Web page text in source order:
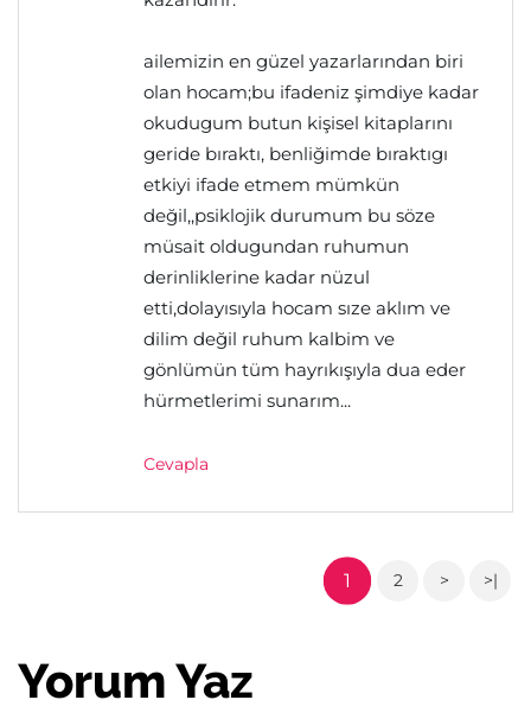
ailemizin en güzel yazarlarından biri
olan hocam;bu ifadeniz şimdiye kadar
okudugum butun kişisel kitaplarını
geride bıraktı, benliğimde bıraktıgı
etkiyi ifade etmem mümkün
değil,,psiklojik durumum bu söze
müsait oldugundan ruhumun
derinliklerine kadar nüzul
etti,dolayısıyla hocam sıze aklım ve
dilim değil ruhum kalbim ve
gönlümün tüm hayrıkışıyla dua eder
hürmetlerimi sunarım...
Cevapla
1 2 > >|
Yorum Yaz